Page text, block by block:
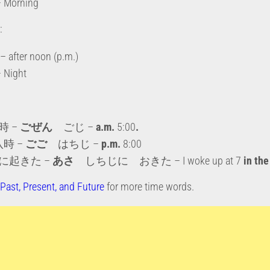
noon (p.m.)
Night
– ごぜん ごじ – a.m. 5:00.
時 – ごごはちじ – p.m. 8:00
起きた – あさ しちじに おきた – I woke up at 7 in
Past, Present, and Futurefor more time words.